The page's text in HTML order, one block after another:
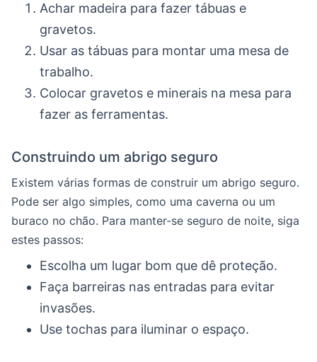
Achar madeira para fazer tábuas e
gravetos.
Usar as tábuas para montar uma mesa de
trabalho.
Colocar gravetos e minerais na mesa para
fazer as ferramentas.
Construindo um abrigo seguro
Existem várias formas de construir um abrigo seguro.
Pode ser algo simples, como uma caverna ou um
buraco no chão. Para manter-se seguro de noite, siga
estes passos:
Escolha um lugar bom que dê proteção.
Faça barreiras nas entradas para evitar
invasões.
Use tochas para iluminar o espaço.